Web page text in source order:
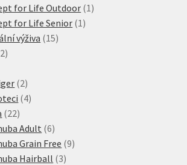
produkty
for Life Outdoor 1 1
for Life Senior 1 1
výživa 1515
12
22
produkty
44
2222
produktů
Adult 66
produktů
Grain Free 99
Hairball 33